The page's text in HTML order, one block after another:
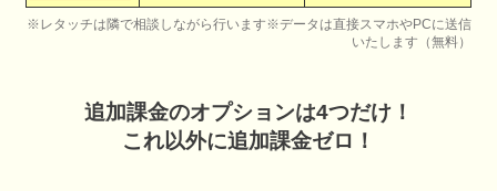
※レタッチは隣で相談しながら行います※データは直接スマホやPCに送信
いたします（無料）
追加課金のオプションは4つだけ！
これ以外に追加課金ゼロ！